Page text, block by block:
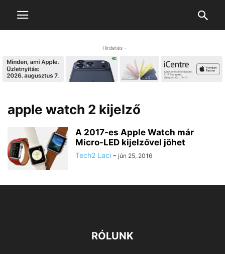
- Hirdetés -
apple watch 2 kijelző
A 2017-es Apple Watch már
Micro-LED kijelzővel jöhet
Tech2 Laci - jún 25, 2016
RÓLUNK